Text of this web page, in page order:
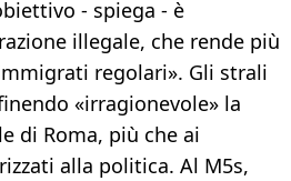
- spiega - è
illegale, che rende più
regolari». Gli strali
«irragionevole» la
di Roma, più che ai
alla politica. Al M5s,